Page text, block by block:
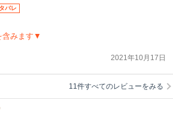
バレ
含みます▼
2021年10月17日
11件すべてのレビューをみる